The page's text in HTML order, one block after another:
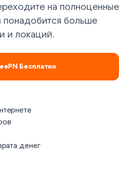
на полноценные
больше
и локаций.
Бесплатно
денег